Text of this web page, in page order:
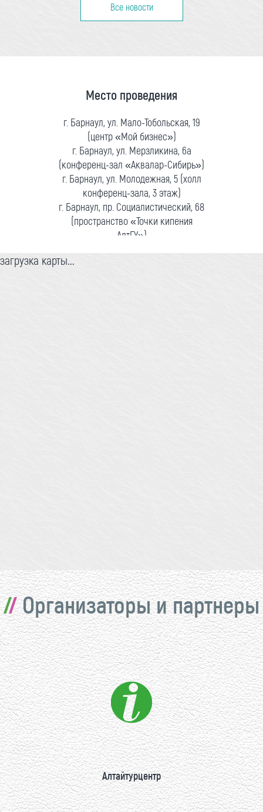
Все новости
Место проведения
г. Барнаул, ул. Мало-Тобольская, 19
(центр «Мой бизнес»)
г. Барнаул, ул. Мерзликина, 6а
(конференц-зал «Аквалар-Сибирь»)
г. Барнаул, ул. Молодежная, 5 (холл
конференц-зала, 3 этаж)
г. Барнаул, пр. Социалистический, 68
(пространство «Точки кипения
АлтГУ»)
загрузка карты...
Организаторы и партнеры
Алтайтурцентр